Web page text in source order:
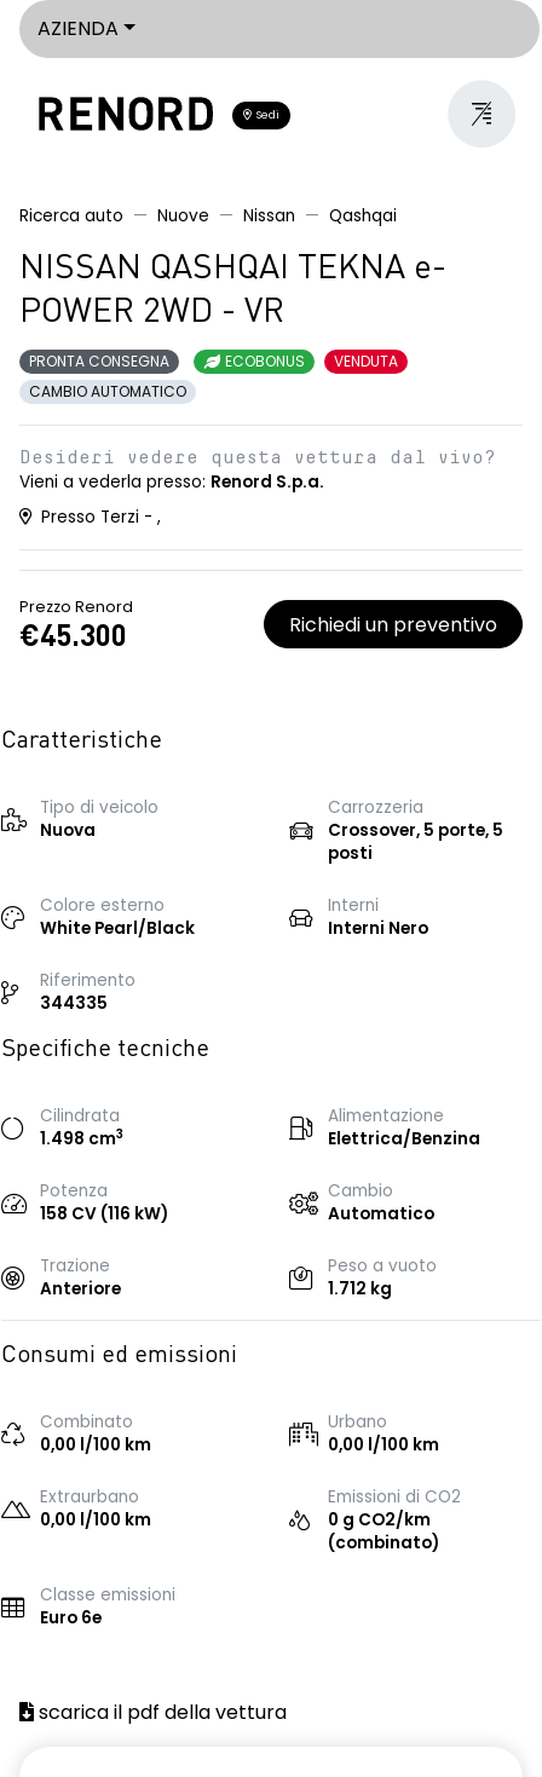
AZIENDA
Sedi
Ricerca auto Nuove Nissan Qashqai
NISSAN QASHQAI TEKNA e-
POWER 2WD - VR
PRONTA CONSEGNA ECOBONUS
VENDUTA
CAMBIO AUTOMATICO
Desideri vedere questa vettura dal vivo?
Vieni a vederla presso: Renord S.p.a.
Presso Terzi - ,
Prezzo Renord
€45.300 Richiedi un preventivo
Caratteristiche
Tipo di veicolo
Nuova
Carrozzeria
Crossover, 5 porte, 5
posti
Colore esterno
White Pearl/Black
Interni
Interni Nero
Riferimento
344335
Specifiche tecniche
Cilindrata
1.498 cm3
Alimentazione
Elettrica/Benzina
Potenza
158 CV (116 kW)
Cambio
Automatico
Trazione
Anteriore
Peso a vuoto
1.712 kg
Consumi ed emissioni
Combinato
0,00 l/100 km
Urbano
0,00 l/100 km
Extraurbano
0,00 l/100 km
Emissioni di CO2
0 g CO2/km
(combinato)
Classe emissioni
Euro 6e
scarica il pdf della vettura